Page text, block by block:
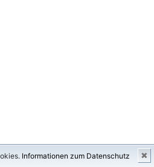
Informationen zum Datenschutz ✖